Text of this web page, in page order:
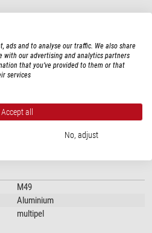
M49
Aluminium
multipel
ads and to analyse our traffic. We also share
our advertising and analytics partners
that you’ve provided to them or that
services
Accept all
No, adjust